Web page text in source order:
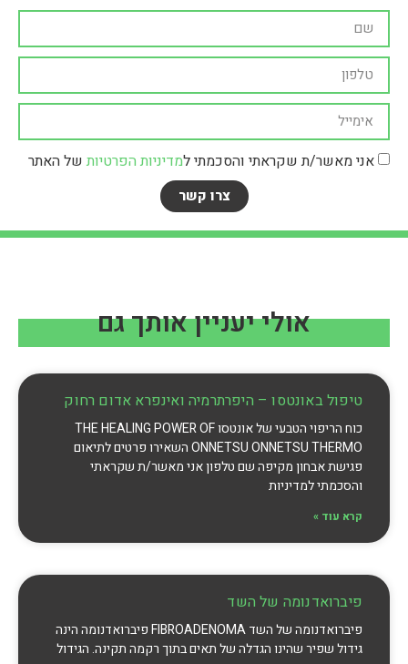
אני מאשר/ת שקראתי והסכמתי למדיניות הפרטיות של האתר
צרו קשר
אולי יעניין אותך גם
טיפול באונטסו – היפרתרמיה ואינפרא אדום רחוק
כוח הריפוי הטבעי של אונטסו THE HEALING POWER OF
ONNETSU ONNETSU THERMO השאירו פרטים לתיאום
פגישת אבחון מקיפה שם טלפון אני מאשר/ת שקראתי
והסכמתי למדיניות
קרא עוד »
פיברואדנומה של השד
פיברואדנומה של השד FIBROADENOMA פיברואדנומה הינה
גידול שפיר שהינו הגדלה של תאים בתוך רקמה תקינה. הגידול